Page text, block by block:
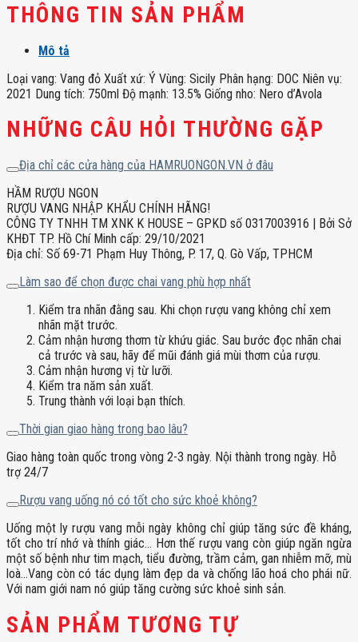
THÔNG TIN SẢN PHẨM
Mô tả
Loại vang: Vang đỏ Xuất xứ: Ý Vùng: Sicily Phân hạng: DOC Niên vụ:
2021 Dung tích: 750ml Độ mạnh: 13.5% Giống nho: Nero d’Avola
NHỮNG CÂU HỎI THƯỜNG GẶP
Địa chỉ các cửa hàng của HAMRUONGON.VN ở đâu
HẦM RƯỢU NGON
RƯỢU VANG NHẬP KHẨU CHÍNH HÃNG!
CÔNG TY TNHH TM XNK K HOUSE – GPKD số 0317003916 | Bởi Sở
KHĐT TP. Hồ Chí Minh cấp: 29/10/2021
Địa chỉ: Số 69-71 Phạm Huy Thông, P. 17, Q. Gò Vấp, TPHCM
Làm sao để chọn được chai vang phù hợp nhất
Kiểm tra nhãn đằng sau. Khi chọn rượu vang không chỉ xem
nhãn mặt trước.
Cảm nhận hương thơm từ khứu giác. Sau bước đọc nhãn chai
cả trước và sau, hãy để mũi đánh giá mùi thơm của rượu.
Cảm nhận hương vị từ lưỡi.
Kiểm tra năm sản xuất.
Trung thành với loại bạn thích.
Thời gian giao hàng trong bao lâu?
Giao hàng toàn quốc trong vòng 2-3 ngày. Nội thành trong ngày. Hỗ
trợ 24/7
Rượu vang uống nó có tốt cho sức khoẻ không?
Uống một ly rượu vang mỗi ngày không chỉ giúp tăng sức đề kháng,
tốt cho trí nhớ và thính giác… Hơn thế rượu vang còn giúp ngăn ngừa
một số bệnh như tim mạch, tiểu đường, trầm cảm, gan nhiễm mỡ, mù
loà…Vang còn có tác dụng làm đẹp da và chống lão hoá cho phái nữ.
Với nam giới nam nó giúp tăng cường sức khoẻ sinh sản.
SẢN PHẨM TƯƠNG TỰ